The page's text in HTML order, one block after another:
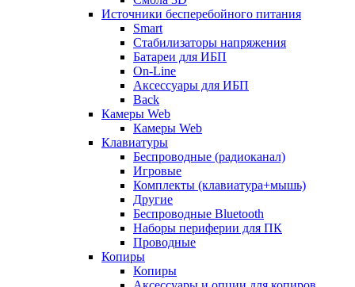
Источники бесперебойного питания
Smart
Стабилизаторы напряжения
Батареи для ИБП
On-Line
Аксессуары для ИБП
Back
Камеры Web
Камеры Web
Клавиатуры
Беспроводные (радиоканал)
Игровые
Комплекты (клавиатура+мышь)
Другие
Беспроводные Bluetooth
Наборы периферии для ПК
Проводные
Копиры
Копиры